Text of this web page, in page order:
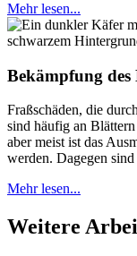
Mehr lesen...
Bekämpfung
Fraßschäden, die
sind häufig an
aber meist ist das
werden. Dagegen
Mehr lesen...
Weitere